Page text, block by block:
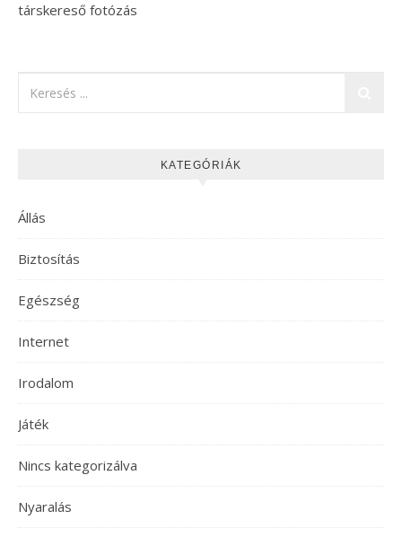
társkereső fotózás
KATEGÓRIÁK
Állás
Biztosítás
Egészség
Internet
Irodalom
Játék
Nincs kategorizálva
Nyaralás